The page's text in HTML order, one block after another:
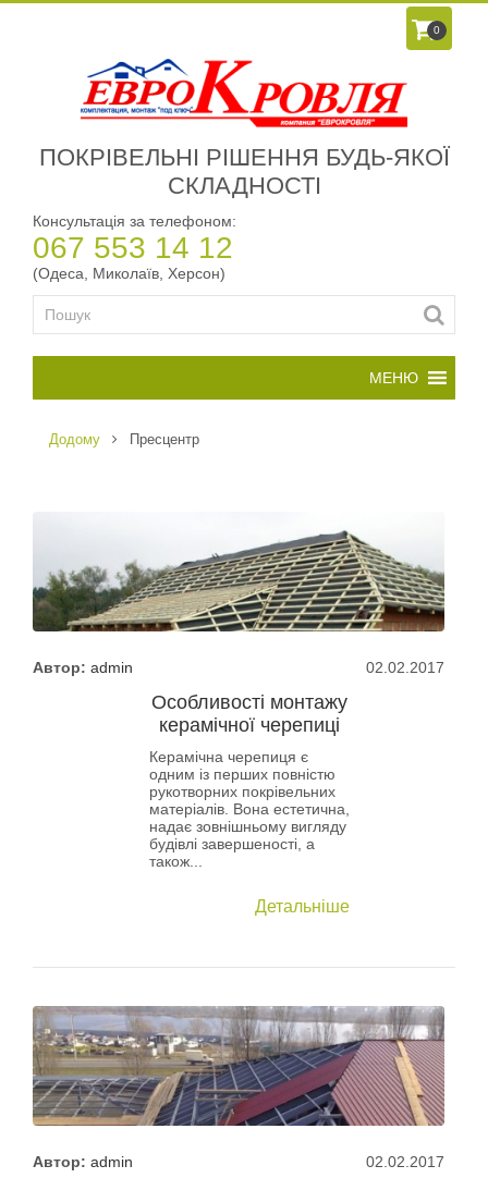
0
ПОКРІВЕЛЬНІ РІШЕННЯ БУДЬ-ЯКОЇ
СКЛАДНОСТІ
Консультація за телефоном:
067 553 14 12
(Одеса, Миколаїв, Херсон)
Додому Пресцентр
02.02.2017
Автор: admin
Особливості монтажу
керамічної черепиці
Керамічна черепиця є
одним із перших повністю
рукотворних покрівельних
матеріалів. Вона естетична,
надає зовнішньому вигляду
будівлі завершеності, а
також...
Детальніше
02.02.2017
Автор: admin